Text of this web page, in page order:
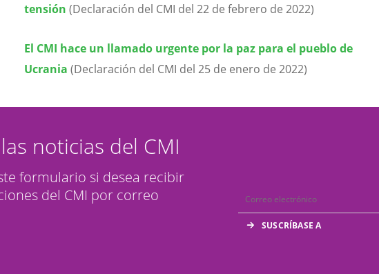
tensión (Declaración del CMI del 22 de febrero de 2022)
El CMI hace un llamado urgente por la paz para el pueblo de
Ucrania (Declaración del CMI del 25 de enero de 2022)
noticias del CMI
formulario si desea recibir
del CMI por correo